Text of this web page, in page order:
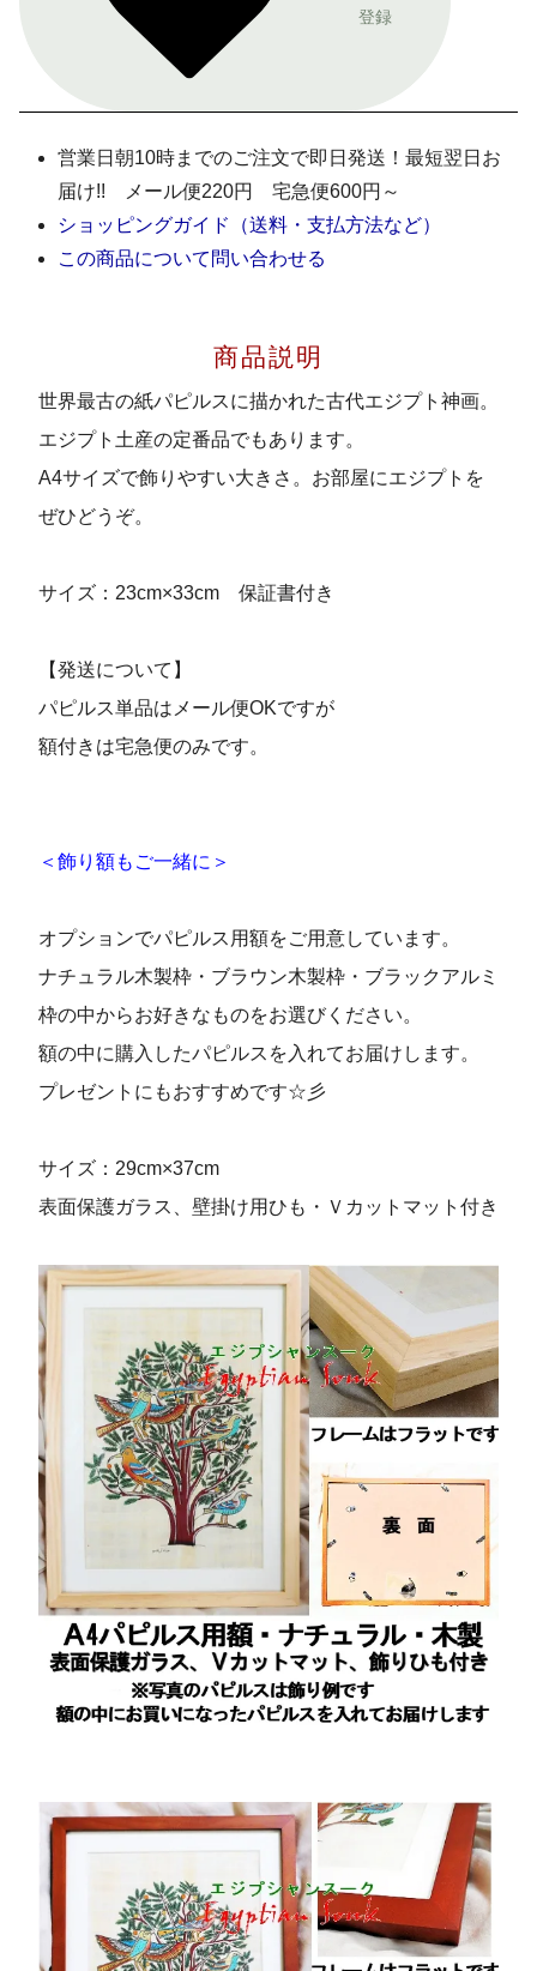
登録
営業日朝10時までのご注文で即日発送！最短翌日お
届け!! メール便220円 宅急便600円～
ショッピングガイド（送料・支払方法など）
この商品について問い合わせる
商品説明
世界最古の紙パピルスに描かれた古代エジプト神画。
エジプト土産の定番品でもあります。
A4サイズで飾りやすい大きさ。お部屋にエジプトを
ぜひどうぞ。
サイズ：23cm×33cm 保証書付き
【発送について】
パピルス単品はメール便OKですが
額付きは宅急便のみです。
＜飾り額もご一緒に＞
オプションでパピルス用額をご用意しています。
ナチュラル木製枠・ブラウン木製枠・ブラックアルミ
枠の中からお好きなものをお選びください。
額の中に購入したパピルスを入れてお届けします。
プレゼントにもおすすめです☆彡
サイズ：29cm×37cm
表面保護ガラス、壁掛け用ひも・Ｖカットマット付き